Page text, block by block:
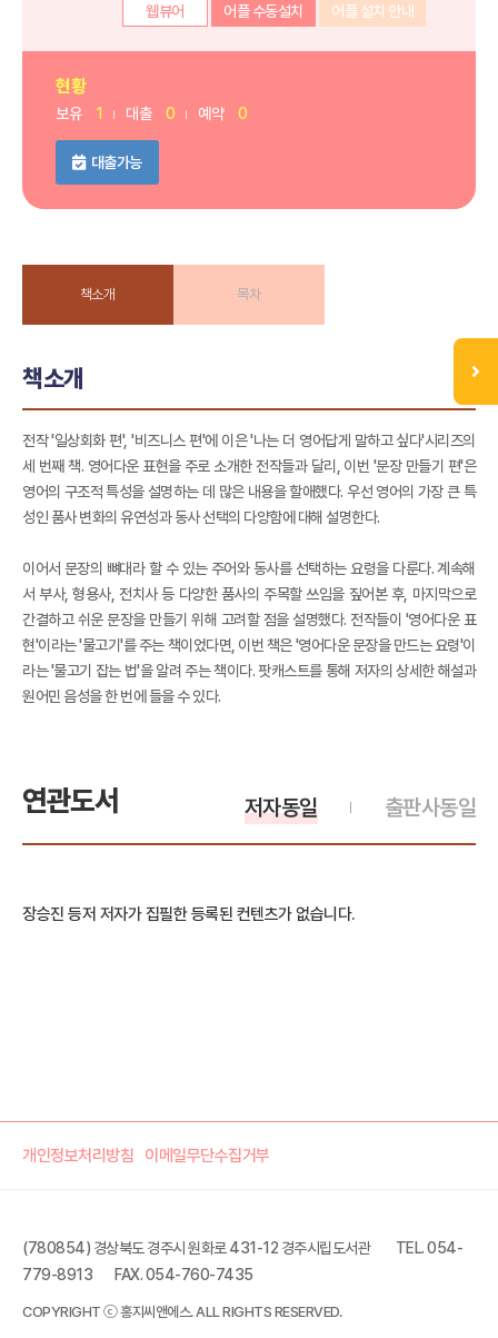
웹뷰어
어플 수동설치 어플 설치 안내
현황
보유 1 대출 0 예약 0
대출가능
책소개 목차
책소개
전작 '일상회화 편', '비즈니스 편'에 이은 '나는 더 영어답게 말하고 싶다'시리즈의
세 번째 책. 영어다운 표현을 주로 소개한 전작들과 달리, 이번 '문장 만들기 편'은
영어의 구조적 특성을 설명하는 데 많은 내용을 할애했다. 우선 영어의 가장 큰 특
성인 품사 변화의 유연성과 동사 선택의 다양함에 대해 설명한다.
이어서 문장의 뼈대라 할 수 있는 주어와 동사를 선택하는 요령을 다룬다. 계속해
서 부사, 형용사, 전치사 등 다양한 품사의 주목할 쓰임을 짚어본 후, 마지막으로
간결하고 쉬운 문장을 만들기 위해 고려할 점을 설명했다. 전작들이 '영어다운 표
현'이라는 '물고기'를 주는 책이었다면, 이번 책은 '영어다운 문장을 만드는 요령'이
라는 '물고기 잡는 법'을 알려 주는 책이다. 팟캐스트를 통해 저자의 상세한 해설과
원어민 음성을 한 번에 들을 수 있다.
연관도서 출판사동일
저자동일
장승진 등저 저자가 집필한 등록된 컨텐츠가 없습니다.
개인정보처리방침 이메일무단수집거부
(780854) 경상북도 경주시 원화로 431-12 경주시립도서관
TEL. 054-
779-8913
FAX. 054-760-7435
COPYRIGHT ⓒ 홍지씨앤에스. ALL RIGHTS RESERVED.